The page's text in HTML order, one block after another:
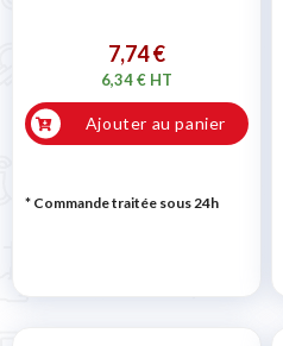
7,74 €
6,34 € HT
Ajouter au panier
* Commande traitée sous 24h